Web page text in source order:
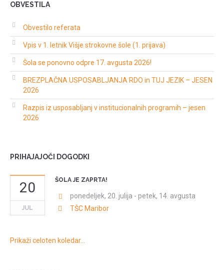
OBVESTILA
Obvestilo referata
Vpis v 1. letnik Višje strokovne šole (1. prijava)
Šola se ponovno odpre 17. avgusta 2026!
BREZPLAČNA USPOSABLJANJA RDO in TUJ JEZIK – JESEN
2026
Razpis iz usposabljanj v institucionalnih programih – jesen
2026
PRIHAJAJOČI DOGODKI
20
JUL
ŠOLA JE ZAPRTA!
ponedeljek, 20. julija - petek, 14. avgusta
TŠC Maribor
Prikaži celoten koledar…